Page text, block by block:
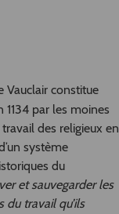
Vauclair constitue
1134 par les moines
des religieux en
système
du
et sauvegarder les
du travail qu’ils